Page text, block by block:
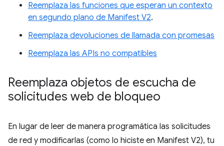
Reemplaza las funciones que esperan un contexto
en segundo plano de Manifest V2.
Reemplaza devoluciones de llamada con promesas
Reemplaza las APIs no compatibles
Reemplaza objetos de escucha de
solicitudes web de bloqueo
En lugar de leer de manera programática las solicitudes
de red y modificarlas (como lo hiciste en Manifest V2), tu